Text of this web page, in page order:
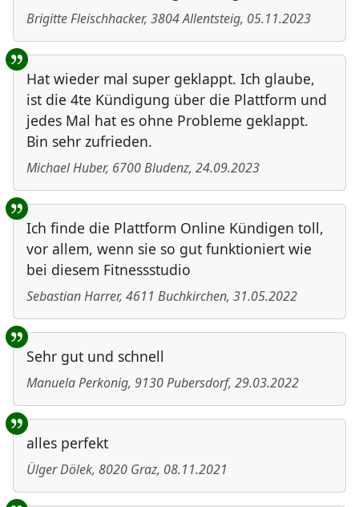
Brigitte Fleischhacker, 3804Allentsteig, 05.11.2023
Hat wieder mal super geklappt. Ich glaube,
ist die 4te Kündigung über die Plattform und
jedes Mal hat es ohne Probleme geklappt.
Bin sehr zufrieden.
Michael Huber, 6700Bludenz, 24.09.2023
Ich finde die Plattform Online Kündigen toll,
vor allem, wenn sie so gut funktioniert wie
bei diesem Fitnessstudio
Sebastian Harrer, 4611 Buchkirchen, 31.05.2022
Sehr gut und schnell
Manuela Perkonig, 9130Pubersdorf, 29.03.2022
alles perfekt
Ülger Dölek, 8020 Graz, 08.11.2021